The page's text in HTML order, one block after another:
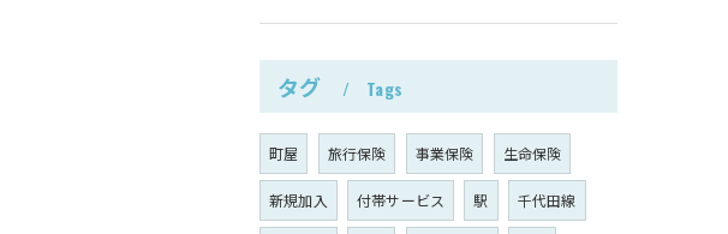
タグ Tags
町屋 旅行保険 事業保険 生命保険
新規加入 付帯サービス 駅 千代田線